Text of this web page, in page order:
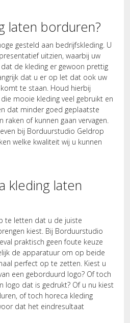
laten borduren?
gesteld aan bedrijfskleding. U
uitzien, waarbij uw
de kleding er gewoon prettig
dat u er op let dat ook uw
te staan. Houd hierbij
mooie kleding veel gebruikt en
dat minder goed geplaatste
raken of kunnen gaan vervagen.
bij Borduurstudio Geldrop
welke kwaliteit wij u kunnen
kleding laten
te letten dat u de juiste
kiest. Bij Borduurstudio
praktisch geen foute keuze
de apparatuur om op beide
perfect op te zetten. Kiest u
een geborduurd logo? Of toch
logo dat is gedrukt? Of u nu kiest
of toch horeca kleding
dat het eindresultaat